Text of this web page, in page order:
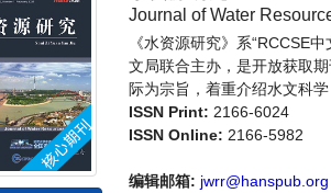
Journal of Water
《水资源研究》系“RCCSE
文局联合主办，是开放获取
际为宗旨，着重介绍水文科
新的发展方向和具有前瞻性
ISSN Print: 2166-6024
ISSN Online: 2166-5982
编辑邮箱: jwrr@hanspub.org